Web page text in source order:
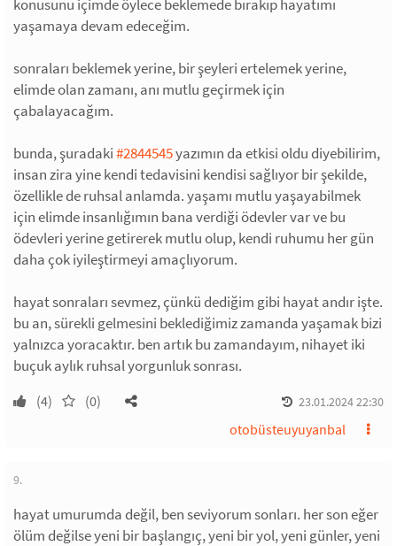
konusunu içimde öylece beklemede bırakıp hayatımı
yaşamaya devam edeceğim.
sonraları beklemek yerine, bir şeyleri ertelemek yerine,
elimde olan zamanı, anı mutlu geçirmek için
çabalayacağım.
bunda, şuradaki#2844545yazımın da etkisi oldu diyebilirim,
insan zira yine kendi tedavisini kendisi sağlıyor bir şekilde,
özellikle de ruhsal anlamda. yaşamı mutlu yaşayabilmek
için elimde insanlığımın bana verdiği ödevler var ve bu
ödevleri yerine getirerek mutlu olup, kendi ruhumu her gün
daha çok iyileştirmeyi amaçlıyorum.
hayat sonraları sevmez, çünkü dediğim gibi hayat andır işte.
bu an, sürekli gelmesini beklediğimiz zamanda yaşamak bizi
yalnızca yoracaktır. ben artık bu zamandayım, nihayet iki
buçuk aylık ruhsal yorgunluk sonrası.
(4) (0) 23.01.2024 22:30
otobüsteuyuyanbal
9.
hayat umurumda değil, ben seviyorum sonları. her son eğer
ölüm değilse yeni bir başlangıç, yeni bir yol, yeni günler, yeni